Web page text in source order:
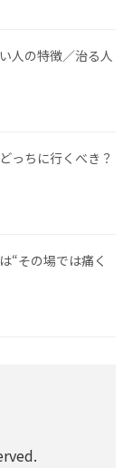
人の特徴／治る人
っちに行くべき？
“その場では痛く